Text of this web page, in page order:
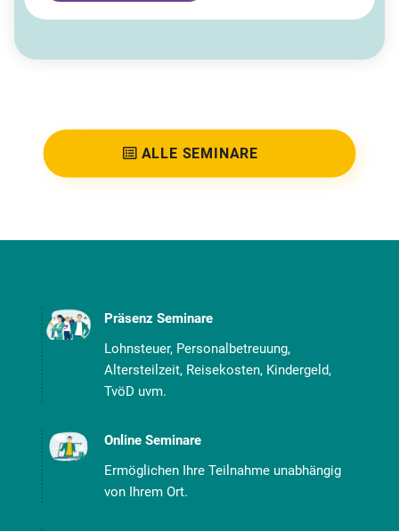
ALLE SEMINARE
Präsenz Seminare
Lohnsteuer, Personalbetreuung,
Altersteilzeit, Reisekosten, Kindergeld,
TvöD uvm.
Online Seminare
Ermöglichen Ihre Teilnahme unabhängig
von Ihrem Ort.